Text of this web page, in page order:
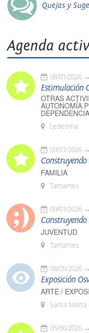
Quejas y
Agenda
08/01/2026
Estimulación
OTRAS
AUTONOMÍA
DEPENDENCIA
Ledesma
09/01/2026
FAMILIA
Tamames
09/01/2026
JUVENTUD
Tamames
08/05/2026
Exposición
ARTE /
Santa
05/06/2026